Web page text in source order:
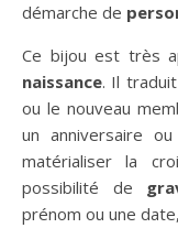
démarche de
Ce bijou est très
naissance. Il
ou le nouveau
un anniversaire
matérialiser la
possibilité de
prénom ou une